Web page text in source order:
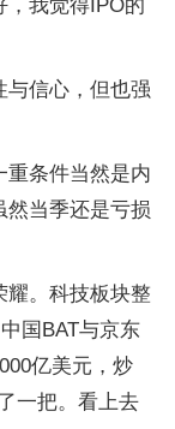
，我觉得IPO的
与信心，但也强
重条件当然是内
然当季还是亏损
耀。科技板块整
国BAT与京东
亿美元，炒
一把。看上去